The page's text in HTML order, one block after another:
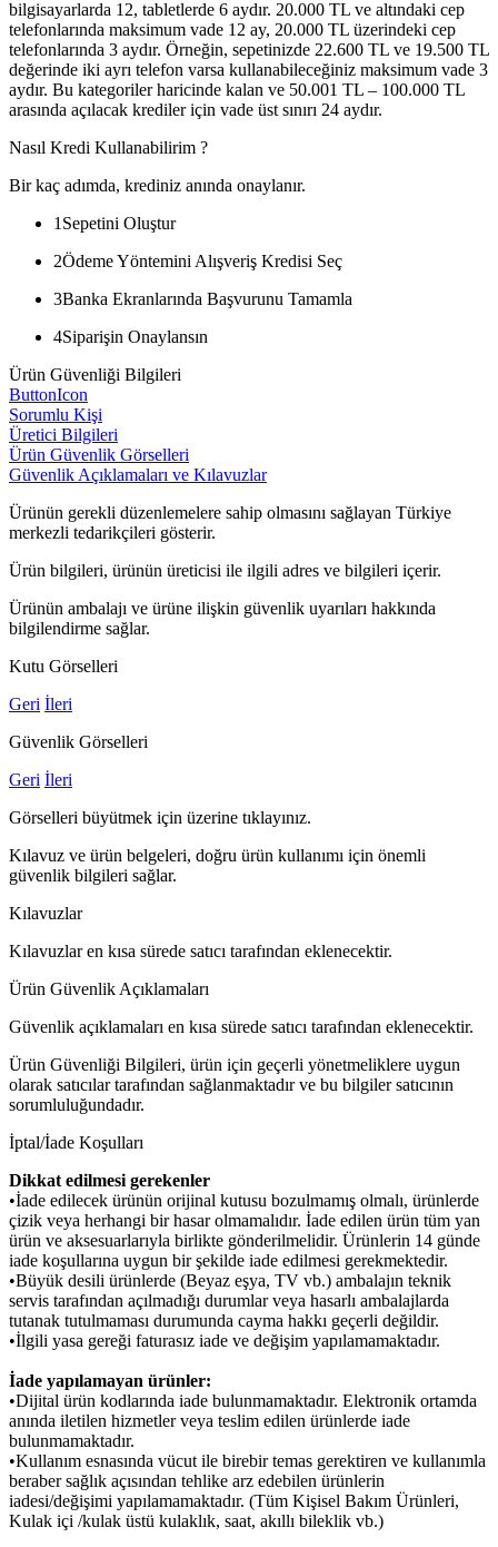
bilgisayarlarda 12, tabletlerde 6 aydır. 20.000 TL ve altındaki cep
telefonlarında maksimum vade 12 ay, 20.000 TL üzerindeki cep
telefonlarında 3 aydır. Örneğin, sepetinizde 22.600 TL ve 19.500 TL
değerinde iki ayrı telefon varsa kullanabileceğiniz maksimum vade 3
aydır. Bu kategoriler haricinde kalan ve 50.001 TL – 100.000 TL
arasında açılacak krediler için vade üst sınırı 24 aydır.
Nasıl Kredi Kullanabilirim ?
Bir kaç adımda, krediniz anında onaylanır.
1 Sepetini Oluştur
2Ödeme Yöntemini Alışveriş Kredisi Seç
3Banka Ekranlarında Başvurunu Tamamla
4Siparişin Onaylansın
Ürün Güvenliği Bilgileri
ButtonIcon
Sorumlu Kişi
Üretici Bilgileri
Ürün Güvenlik Görselleri
Güvenlik Açıklamaları ve Kılavuzlar
Ürünün gerekli düzenlemelere sahip olmasını sağlayan Türkiye
merkezli tedarikçileri gösterir.
Ürün bilgileri, ürünün üreticisi ile ilgili adres ve bilgileri içerir.
Ürünün ambalajı ve ürüne ilişkin güvenlik uyarıları hakkında
bilgilendirme sağlar.
Kutu Görselleri
Geri İleri
Güvenlik Görselleri
Geri İleri
Görselleri büyütmek için üzerine tıklayınız.
Kılavuz ve ürün belgeleri, doğru ürün kullanımı için önemli
güvenlik bilgileri sağlar.
Kılavuzlar
Kılavuzlar en kısa sürede satıcı tarafından eklenecektir.
Ürün Güvenlik Açıklamaları
Güvenlik açıklamaları en kısa sürede satıcı tarafından eklenecektir.
Ürün Güvenliği Bilgileri, ürün için geçerli yönetmeliklere uygun
olarak satıcılar tarafından sağlanmaktadır ve bu bilgiler satıcının
sorumluluğundadır.
İptal/İade Koşulları
Dikkat edilmesi gerekenler
•İade edilecek ürünün orijinal kutusu bozulmamış olmalı, ürünlerde
çizik veya herhangi bir hasar olmamalıdır. İade edilen ürün tüm yan
ürün ve aksesuarlarıyla birlikte gönderilmelidir. Ürünlerin 14 günde
iade koşullarına uygun bir şekilde iade edilmesi gerekmektedir.
•Büyük desili ürünlerde (Beyaz eşya, TV vb.) ambalajın teknik
servis tarafından açılmadığı durumlar veya hasarlı ambalajlarda
tutanak tutulmaması durumunda cayma hakkı geçerli değildir.
•İlgili yasa gereği faturasız iade ve değişim yapılamamaktadır.
İade yapılamayan ürünler:
•Dijital ürün kodlarında iade bulunmamaktadır. Elektronik ortamda
anında iletilen hizmetler veya teslim edilen ürünlerde iade
bulunmamaktadır.
•Kullanım esnasında vücut ile birebir temas gerektiren ve kullanımla
beraber sağlık açısından tehlike arz edebilen ürünlerin
iadesi/değişimi yapılamamaktadır. (Tüm Kişisel Bakım Ürünleri,
Kulak içi /kulak üstü kulaklık, saat, akıllı bileklik vb.)